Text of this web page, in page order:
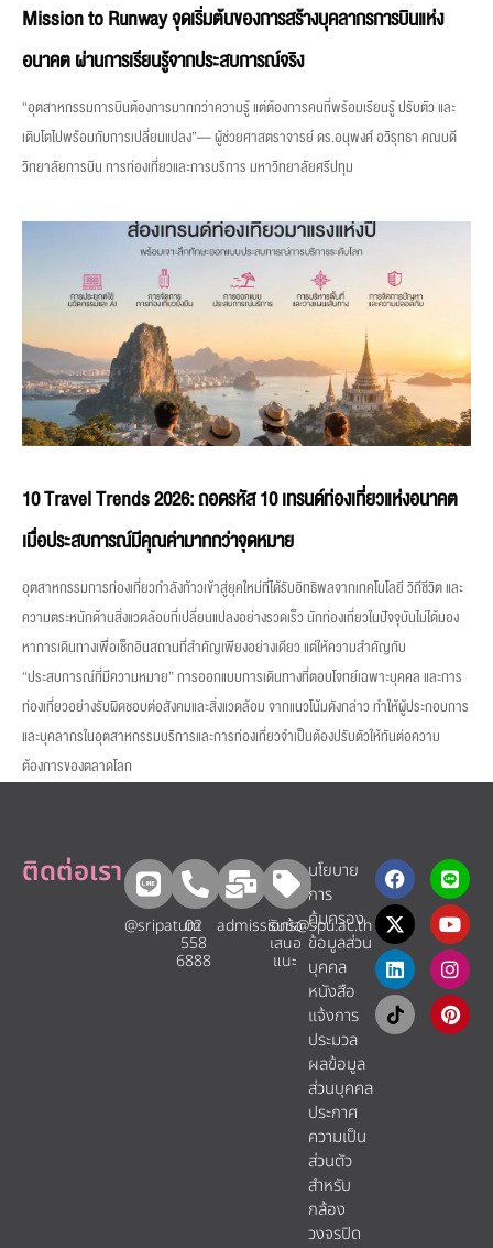
Mission to Runway จุดเริ่มต้นของการสร้างบุคลากรการบินแห่ง
อนาคต ผ่านการเรียนรู้จากประสบการณ์จริง
“อุตสาหกรรมการบินต้องการมากกว่าความรู้ แต่ต้องการคนที่พร้อมเรียนรู้ ปรับตัว และ
เติบโตไปพร้อมกับการเปลี่ยนแปลง”— ผู้ช่วยศาสตราจารย์ ดร.อนุพงศ์ อวิรุทธา คณบดี
วิทยาลัยการบิน การท่องเที่ยวและการบริการ มหาวิทยาลัยศรีปทุม
10 Travel Trends 2026: ถอดรหัส 10 เทรนด์ท่องเที่ยวแห่งอนาคต
เมื่อประสบการณ์มีคุณค่ามากกว่าจุดหมาย
อุตสาหกรรมการท่องเที่ยวกำลังก้าวเข้าสู่ยุคใหม่ที่ได้รับอิทธิพลจากเทคโนโลยี วิถีชีวิต และ
ความตระหนักด้านสิ่งแวดล้อมที่เปลี่ยนแปลงอย่างรวดเร็ว นักท่องเที่ยวในปัจจุบันไม่ได้มอง
หาการเดินทางเพื่อเช็กอินสถานที่สำคัญเพียงอย่างเดียว แต่ให้ความสำคัญกับ
“ประสบการณ์ที่มีความหมาย” การออกแบบการเดินทางที่ตอบโจทย์เฉพาะบุคคล และการ
ท่องเที่ยวอย่างรับผิดชอบต่อสังคมและสิ่งแวดล้อม จากแนวโน้มดังกล่าว ทำให้ผู้ประกอบการ
และบุคลากรในอุตสาหกรรมบริการและการท่องเที่ยวจำเป็นต้องปรับตัวให้ทันต่อความ
ต้องการของตลาดโลก
ติดต่อเรา
@sripatum
02
558
6888
admissions@spu.ac.th
รับข้อ
เสนอ
แนะ​
นโยบาย
การ
คุ้มครอง
ข้อมูลส่วน
บุคคล
หนังสือ
แจ้งการ
ประมวล
ผลข้อมูล
ส่วนบุคคล
ประกาศ
ความเป็น
ส่วนตัว
สำหรับ
กล้อง
วงจรปิด